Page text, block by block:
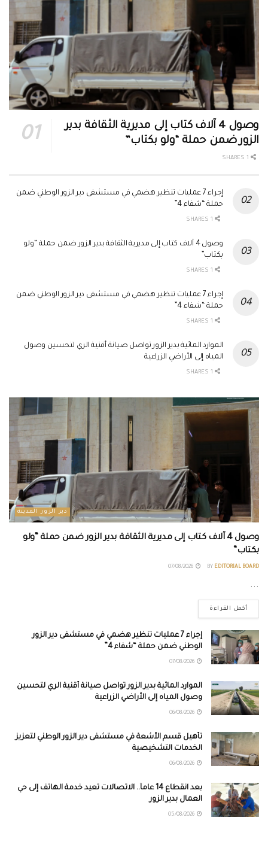
وصول 4 آلاف كتاب إلى مديرية الثقافة بدير
الزور ضمن حملة “ولو بكتاب”
إجراء 7 عمليات تنظير هضمي في مستشفى دير الزور الوطني ضمن
حملة “شفاء 4”
وصول 4 آلاف كتاب إلى مديرية الثقافة بدير الزور ضمن حملة “ولو
بكتاب”
إجراء 7 عمليات تنظير هضمي في مستشفى دير الزور الوطني ضمن
حملة “شفاء 4”
الموارد المائية بدير الزور تواصل صيانة أقنية الري لتحسين وصول
المياه إلى الأراضي الزراعية
دير الزور المدينة
وصول 4 آلاف كتاب إلى مديرية الثقافة بدير الزور ضمن حملة “ولو
بكتاب”
BY EDITORIAL BOARD
...
أكمل القراءة
إجراء 7 عمليات تنظير هضمي في مستشفى دير الزور
الوطني ضمن حملة “شفاء 4”
الموارد المائية بدير الزور تواصل صيانة أقنية الري لتحسين
وصول المياه إلى الأراضي الزراعية
تأهيل قسم الأشعة في مستشفى دير الزور الوطني لتعزيز
الخدمات التشخيصية
بعد انقطاع 14 عاماً.. الاتصالات تعيد خدمة الهاتف إلى حي
العمال بدير الزور